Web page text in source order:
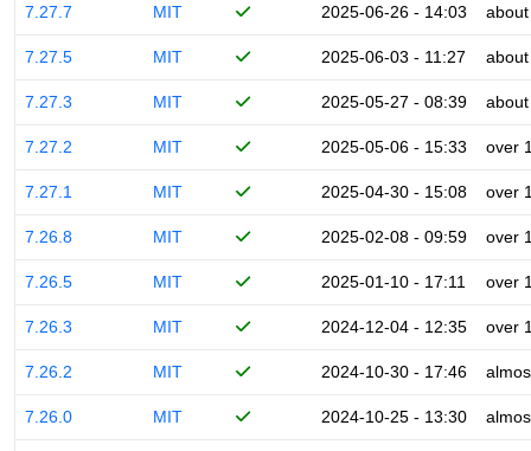
7.27.7 MIT 2025-06-26 - 14:03
7.27.5 MIT 2025-06-03 - 11:27
7.27.3 MIT 2025-05-27 - 08:39
7.27.2 MIT 2025-05-06 - 15:33 over
7.27.1 MIT 2025-04-30 - 15:08 over
7.26.8 MIT 2025-02-08 - 09:59 over
7.26.5 MIT 2025-01-10 - 17:11 over
7.26.3 MIT 2024-12-04 - 12:35 over
7.26.2 MIT 2024-10-30 - 17:46
7.26.0 MIT 2024-10-25 - 13:30